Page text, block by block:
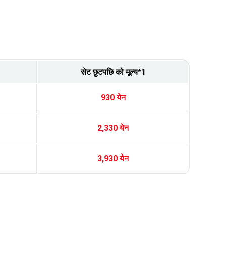
सेट छुटपछि को मूल्य*1
930 येन
2,330 येन
3,930 येन